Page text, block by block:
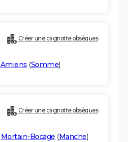
Créer une cagnotte obsèques
Amiens (Somme)
Créer une cagnotte obsèques
Mortain-Bocage (Manche)